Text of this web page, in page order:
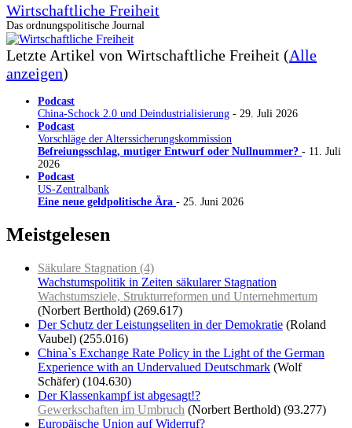
Wirtschaftliche Freiheit
Das ordnungspolitische Journal
Letzte Artikel von Wirtschaftliche Freiheit (Alle
anzeigen)
Podcast
China-Schock 2.0 und Deindustrialisierung - 29. Juli 2026
Podcast
Vorschläge der Alterssicherungskommission
Befreiungsschlag, mutiger Entwurf oder Nullnummer? - 11. Juli
2026
Podcast
US-Zentralbank
Eine neue geldpolitische Ära - 25. Juni 2026
Meistgelesen
Säkulare Stagnation (4)
Wachstumspolitik in Zeiten säkularer Stagnation
Wachstumsziele, Strukturreformen und Unternehmertum
(Norbert Berthold) (269.617)
Der Schutz der Leistungseliten in der Demokratie (Roland
Vaubel) (255.016)
China`s Exchange Rate Policy in the Light of the German
Experience with an Undervalued Deutschmark (Wolf
Schäfer) (104.630)
Der Klassenkampf ist abgesagt!?
Gewerkschaften im Umbruch (Norbert Berthold) (93.277)
Europäische Union auf Widerruf?